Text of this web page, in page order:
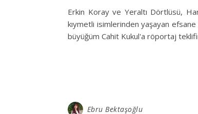
Erkin Koray ve Yeraltı Dörtlüsü,
kıymetli isimlerinden yaşayan
büyüğüm Cahit Kukul'a röportaj
Ebru Bektaşoğlu